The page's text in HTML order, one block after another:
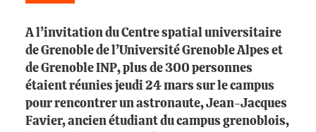
A l’invitation du Centre spatial universitaire
de Grenoble de l’Université Grenoble Alpes et
de Grenoble INP, plus de 300 personnes
étaient réunies jeudi 24 mars sur le campus
pour rencontrer un astronaute, Jean-Jacques
Favier, ancien étudiant du campus grenoblois,